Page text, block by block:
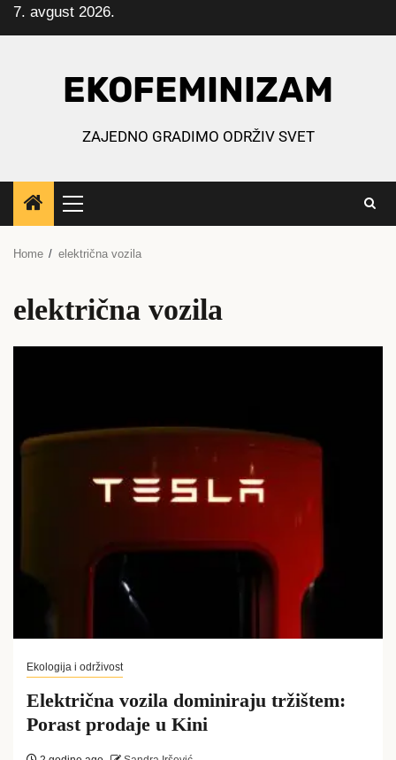
Skip
to
7. avgust 2026.
EKOFEMINIZAM
ZAJEDNO GRADIMO ODRŽIV SVET
Primary
Menu
Home električna vozila
električna vozila
Ekologija i održivost
Električna vozila dominiraju tržištem:
Porast prodaje u Kini